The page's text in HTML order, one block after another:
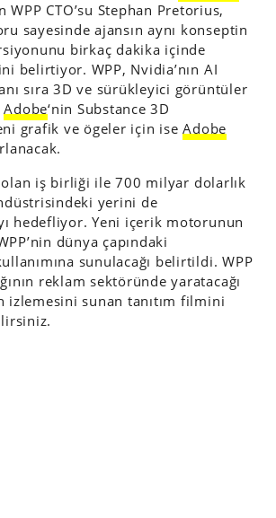
WPP CTO’su Stephan Pretorius,
sayesinde ajansın aynı konseptin
birkaç dakika içinde
belirtiyor. WPP, Nvidia’nın AI
sıra 3D ve sürükleyici görüntüler
Adobe‘nin Substance 3D
grafik ve ögeler için iseAdobe
iş birliği ile 700 milyar dolarlık
yerini de
hedefliyor. Yeni içerik motorunun
dünya çapındaki
sunulacağı belirtildi. WPP
reklam sektöründe yaratacağı
izlemesini sunan tanıtım filmini